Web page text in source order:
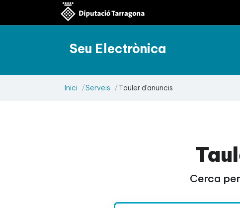
Seu Electrònica
Inici Serveis Tauler d'anuncis
Cerca